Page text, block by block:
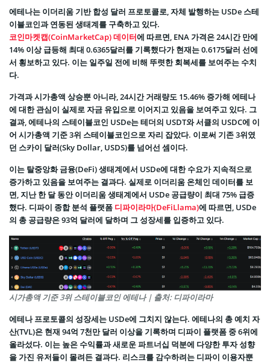
에테나는 이더리움 기반 합성 달러 프로토콜로, 자체 발행하는 USDe 스테
이블코인과 연동된 생태계를 구축하고 있다.
코인마켓캡(CoinMarketCap) 데이터에 따르면, ENA 가격은 24시간 만에
14% 이상 급등해 최대 0.6365달러를 기록했다가 현재는 0.6175달러 선에
서 횡보하고 있다. 이는 일주일 전에 비해 뚜렷한 회복세를 보여주는 수치
다.
가격과 시가총액 상승뿐 아니라, 24시간 거래량도 15.46% 증가해 에테나
에 대한 관심이 실제로 자금 유입으로 이어지고 있음을 보여주고 있다. 그
결과, 에테나의 스테이블코인 USDe는 테더의 USDT와 서클의 USDC에 이
어 시가총액 기준 3위 스테이블코인으로 자리 잡았다. 이로써 기존 3위였
던 스카이 달러(Sky Dollar, USDS)를 넘어선 셈이다.
이는 탈중앙화 금융(DeFi) 생태계에서 USDe에 대한 수요가 지속적으로
증가하고 있음을 보여주는 결과다. 실제로 이더리움 온체인 데이터를 보
면, 지난 한 달 동안 이더리움 생태계에서 USDe 공급량이 최대 75% 급증
했다. 디파이 종합 분석 플랫폼 디파이라마(DeFiLlama)에 따르면, USDe
의 총 공급량은 93억 달러에 달하며 그 성장세를 입증하고 있다.
시가총액 기준 3위 스테이블코인 에테나 | 출처: 디파이라마
에테나 프로토콜의 성장세는 USDe에 그치지 않는다. 에테나의 총 예치 자
산(TVL)은 현재 94억 7천만 달러 이상을 기록하며 디파이 플랫폼 중 6위에
올라섰다. 이는 높은 수익률과 새로운 파트너십 덕분에 다양한 투자 성향
을 가진 유저들이 몰려든 결과다. 리스크를 감수하려는 디파이 이용자뿐